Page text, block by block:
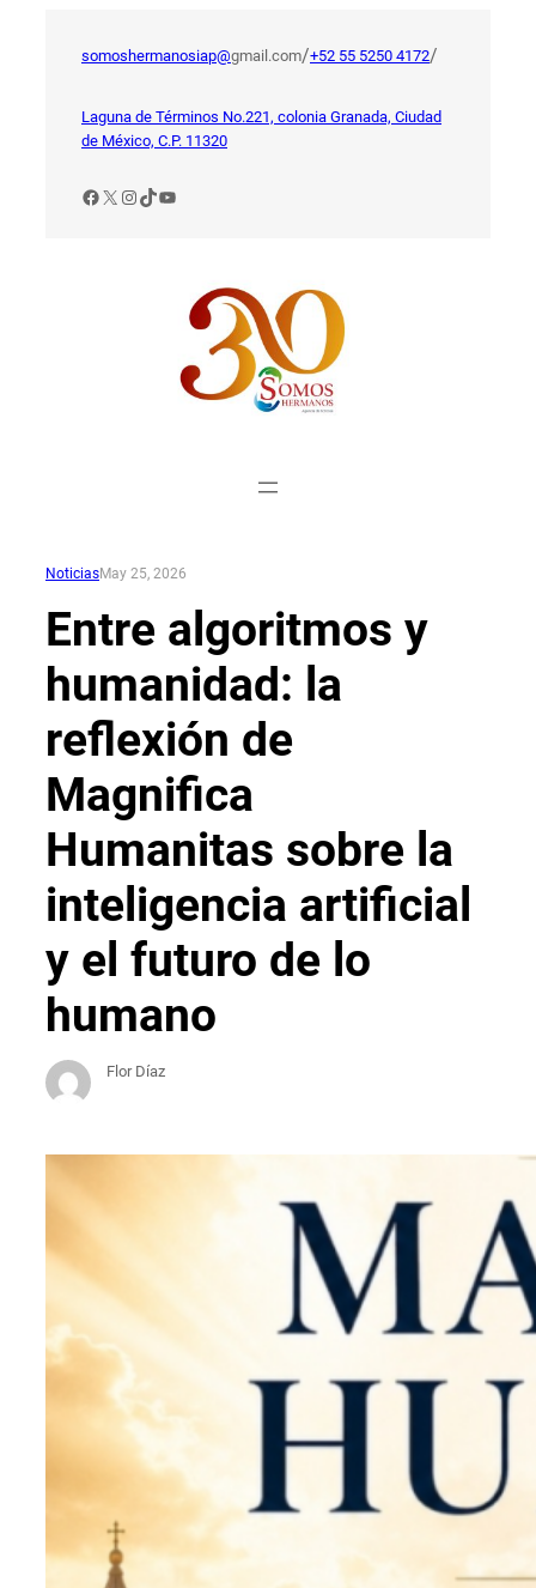
somoshermanosiap@gmail.com/+52 55 5250 4172/
Laguna de Términos No.221, colonia Granada, Ciudad
de México, C.P. 11320
Facebook
X Instagram
TikTok
YouTube
NoticiasMay 25, 2026
Entre algoritmos y
humanidad: la
reflexión de
Magnifica
Humanitas sobre la
inteligencia artificial
y el futuro de lo
humano
Flor Díaz